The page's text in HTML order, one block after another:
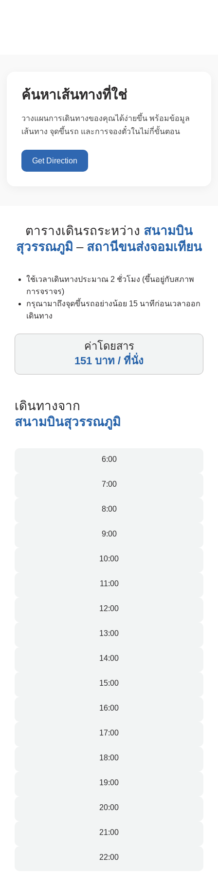
ค้นหาเส้นทางที่ใช่
วางแผนการเดินทางของคุณได้ง่ายขึ้น พร้อมข้อมูล
เส้นทาง จุดขึ้นรถ และการจองตั๋วในไม่กี่ขั้นตอน
Get Direction
ตารางเดินรถระหว่าง สนามบิน
สุวรรณภูมิ – สถานีขนส่งจอมเทียน
ใช้เวลาเดินทางประมาณ 2 ชั่วโมง (ขึ้นอยู่กับสภาพ
การจราจร)
กรุณามาถึงจุดขึ้นรถอย่างน้อย 15 นาทีก่อนเวลาออก
เดินทาง
ค่าโดยสาร
151 บาท / ที่นั่ง
เดินทางจาก
สนามบินสุวรรณภูมิ
6:00
7:00
8:00
9:00
10:00
11:00
12:00
13:00
14:00
15:00
16:00
17:00
18:00
19:00
20:00
21:00
22:00